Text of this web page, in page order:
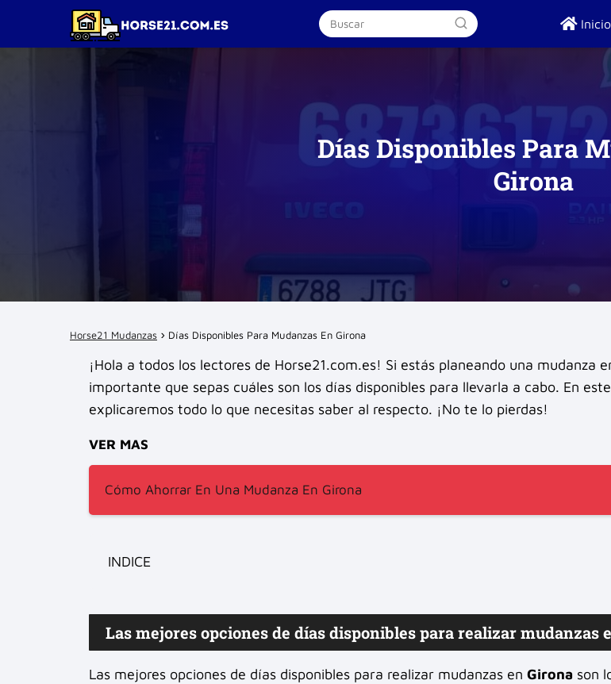
Inicio
Días Disponibles Para
Girona
Horse21 Mudanzas Días Disponibles Para Mudanzas En Girona
¡Hola a todos los lectores de Horse21.com.es! Si estás planeando una mudanza
importante que sepas cuáles son los días disponibles para llevarla a cabo. En
explicaremos todo lo que necesitas saber al respecto. ¡No te lo pierdas!
VER MAS
Cómo Ahorrar En Una Mudanza En Girona
INDICE
Las mejores opciones de días disponibles para realizar mudanzas
Las mejores opciones de días disponibles para realizar mudanzas en Girona son